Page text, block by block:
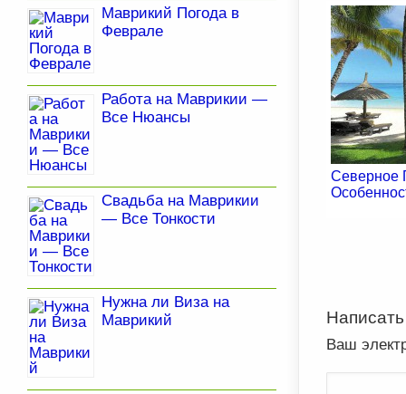
Северное
Написать
Ваш
Маврикий Погода в
Феврале
Работа на Маврикии —
Все Нюансы
Свадьба на Маврикии
— Все Тонкости
Нужна ли Виза на
Маврикий